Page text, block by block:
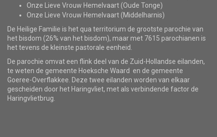
Onze Lieve Vrouw Hemelvaart (Oude Tonge)
Onze Lieve Vrouw Hemelvaart (Middelharnis)
De Heilige Familie is het qua territorium de grootste parochie van
het bisdom (26% van het bisdom), maar met 7615 parochianen is
het tevens de kleinste pastorale eenheid.
De parochie omvat een flink deel van de Zuid-Hollandse eilanden,
te weten de gemeente Hoeksche Waard en de gemeente
Goeree-Overflakkee. Deze twee eilanden worden van elkaar
gescheiden door het Haringvliet, met als verbindende factor de
Haringvlietbrug.